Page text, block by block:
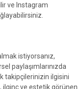
ve Instagram
istiyorsanız,
paylaşımlarınızda
takipçilerinizin ilgisini
ilginç ve estetik görünen